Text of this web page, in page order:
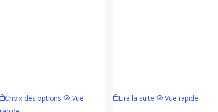
Choix des options
produit
Vue
Lire la suite Vue rapide